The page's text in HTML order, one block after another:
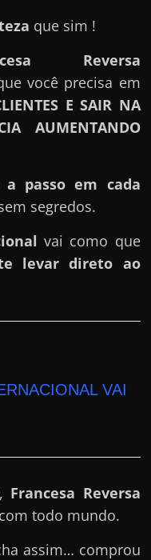
que sim !
Reversa
você precisa em
E SAIR NA
AUMENTANDO
a passo em cada
segredos.
vai como que
levar direto ao
VAI
, Francesa Reversa
todo mundo.
assim… comprou